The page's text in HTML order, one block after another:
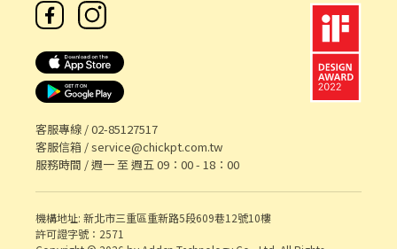
客服專線 /02-85127517
客服信箱 /service@chickpt.com.tw
服務時間 / 週一 至 週五 09：00 - 18：00
機構地址: 新北市三重區重新路5段609巷12號10樓
許可證字號：2571